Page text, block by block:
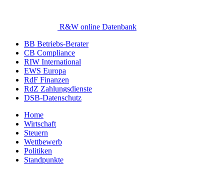
R&W online Datenbank
BB Betriebs-Berater
CB Compliance
RIW International
EWS Europa
RdF Finanzen
RdZ Zahlungsdienste
DSB-Datenschutz
Home
Wirtschaft
Steuern
Wettbewerb
Politiken
Standpunkte